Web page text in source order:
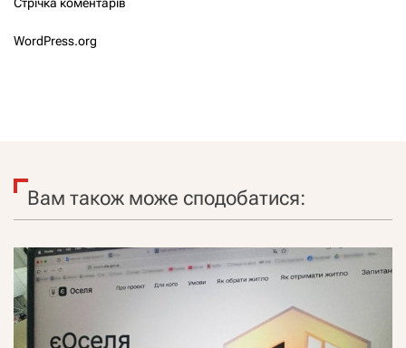
WordPress.org
Вам також може сподобатися: